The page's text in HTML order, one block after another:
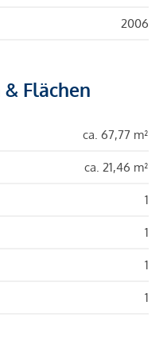
2006
Flächen
ca. 67,77 m²
ca. 21,46 m²
1
1
1
1